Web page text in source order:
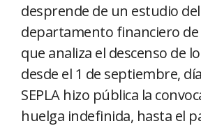
desprende de un estudio del
departamento financiero de
que analiza el descenso de
desde el 1 de septiembre,
SEPLA hizo pública la
huelga indefinida, hasta el